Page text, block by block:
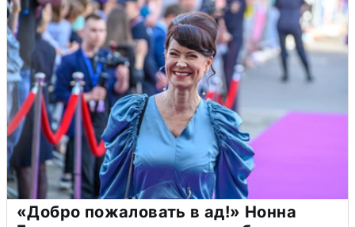
«Добро пожаловать в ад!» Нонна